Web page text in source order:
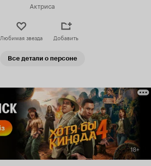
Актриса
Любимая звезда Добавить
Все детали о персоне